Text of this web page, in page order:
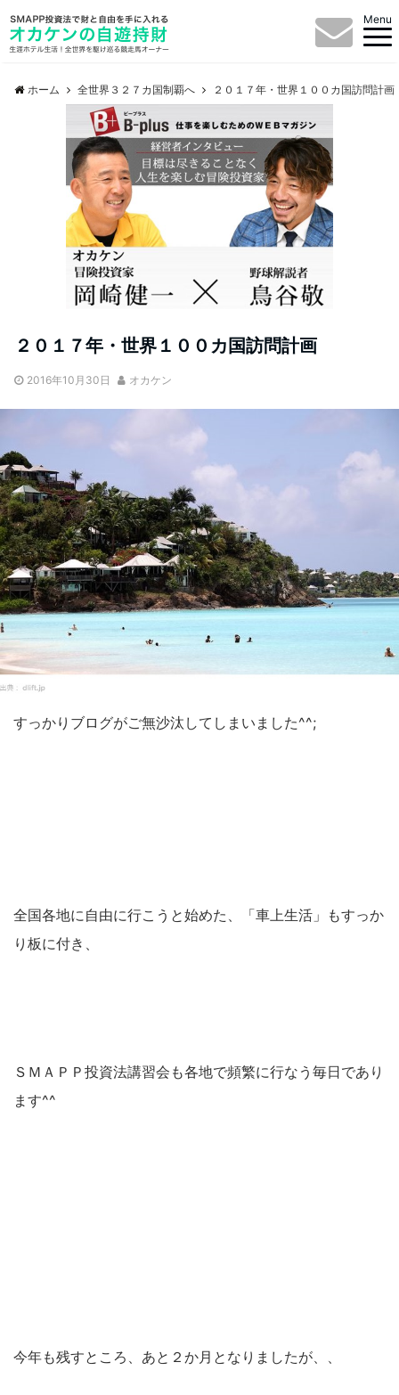
Menu
ホーム 全世界３２７カ国制覇へ ２０１７年・世界１００カ国訪問計画
２０１７年・世界１００カ国訪問計画
2016年10月30日 オカケン
すっかりブログがご無沙汰してしまいました^^;
全国各地に自由に行こうと始めた、「車上生活」もすっか
り板に付き、
ＳＭＡＰＰ投資法講習会も各地で頻繁に行なう毎日であり
ます^^
今年も残すところ、あと２か月となりましたが、、